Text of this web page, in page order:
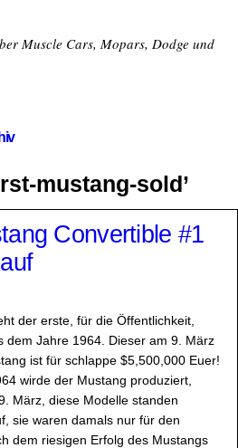
Muscle Cars, Mopars, Dodge und
mustang-sold’
Convertible #1
der erste, für die Öffentlichkeit,
dem Jahre 1964. Dieser am 9. März
ist für schlappe $5,500,000 Euer!
wirde der Mustang produziert,
März, diese Modelle standen
sie waren damals nur für den
dem riesigen Erfolg des Mustangs